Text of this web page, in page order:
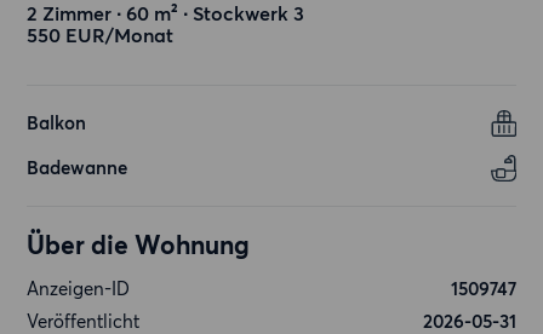
2 Zimmer ∙ 60 m² ∙ Stockwerk 3
550 EUR/Monat
Balkon
Badewanne
Über die Wohnung
Anzeigen-ID
1509747
Veröffentlicht
2026-05-31